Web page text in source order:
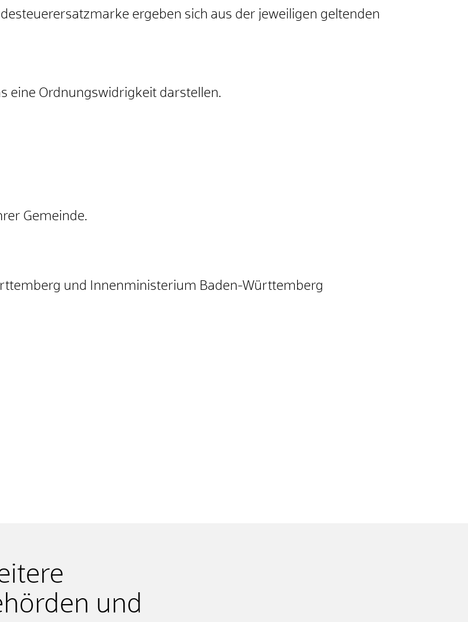
ergeben sich aus der jeweiligen geltenden
eine Ordnungswidrigkeit darstellen.
Gemeinde.
und Innenministerium Baden-Württemberg
und